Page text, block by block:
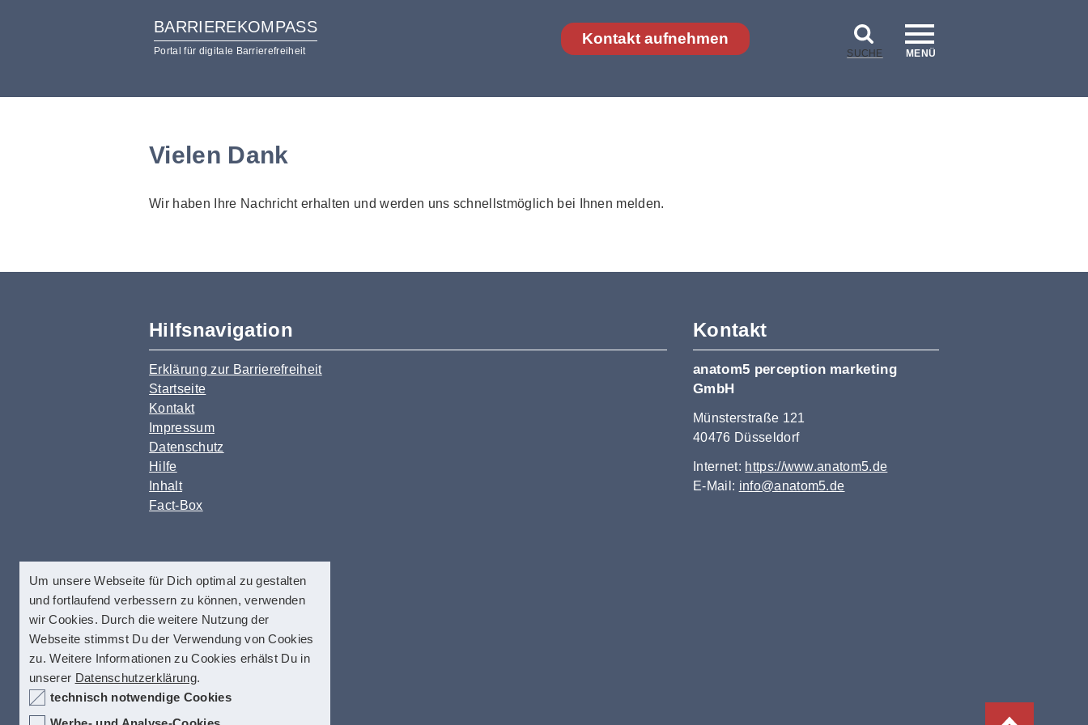
BARRIEREKOMPASS
Portal für digitale Barrierefreiheit
Kontakt aufnehmen
SUCHE MENÜ
Vielen Dank
Wir haben Ihre Nachricht erhalten und werden uns schnellstmöglich bei Ihnen melden.
Hilfsnavigation
Erklärung zur Barrierefreiheit
Startseite
Kontakt
Impressum
Datenschutz
Hilfe
Inhalt
Fact-Box
Kontakt
anatom5 perception marketing
GmbH
Münsterstraße 121
40476 Düsseldorf
Internet: https://www.anatom5.de
E-Mail: info@anatom5.de
Um unsere Webseite für Dich optimal zu gestalten
und fortlaufend verbessern zu können, verwenden
wir Cookies. Durch die weitere Nutzung der
Webseite stimmst Du der Verwendung von Cookies
zu. Weitere Informationen zu Cookies erhälst Du in
unserer Datenschutzerklärung.
technisch notwendige Cookies